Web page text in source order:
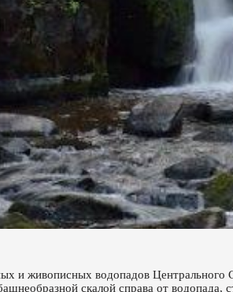
и живописных водопадов Центрального
скалой справа от